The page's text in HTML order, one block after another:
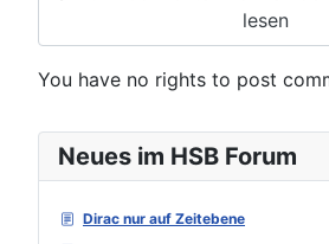
Neues im HSB Forum
Dirac nur auf Zeitebene
lesen
You have no rights to post